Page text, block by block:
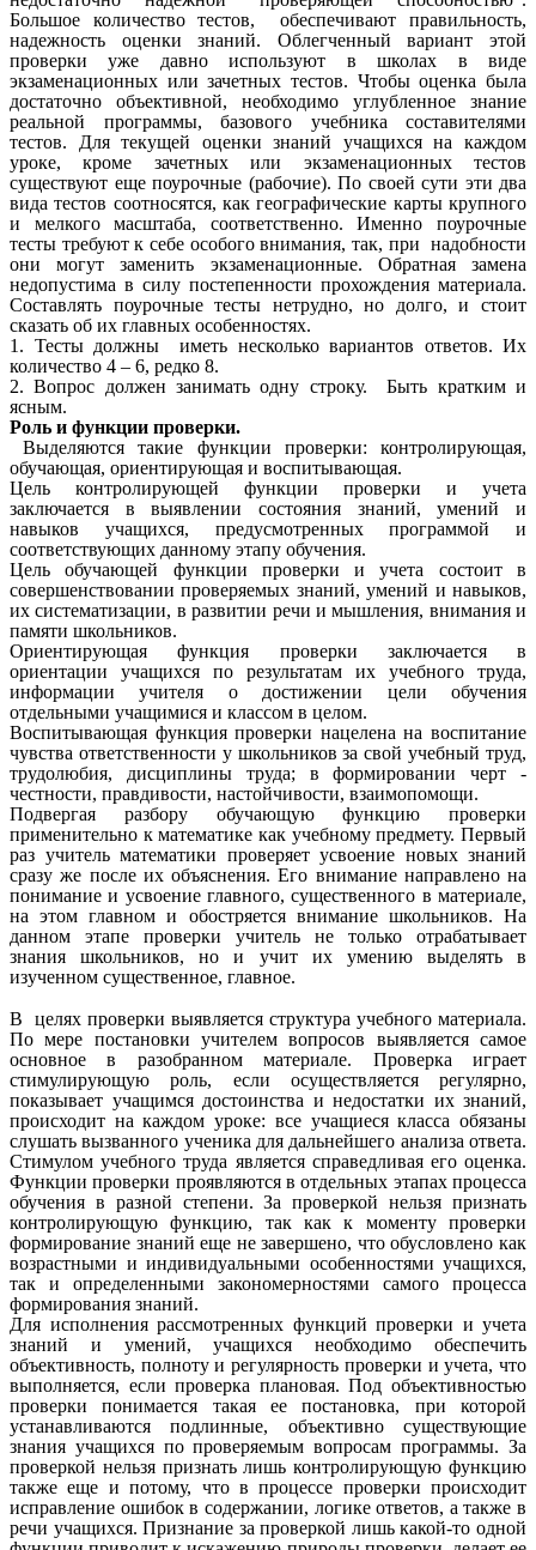
Большое количество тестов, обеспечивают правильность,
надежность оценки знаний. Облегченный вариант этой
проверки уже давно используют в школах в виде
экзаменационных или зачетных тестов. Чтобы оценка была
достаточно объективной, необходимо углубленное знание
реальной программы, базового учебника составителями
тестов. Для текущей оценки знаний учащихся на каждом
уроке, кроме зачетных или экзаменационных тестов
существуют еще поурочные (рабочие). По своей сути эти два
вида тестов соотносятся, как географические карты крупного
и мелкого масштаба, соответственно. Именно поурочные
тесты требуют к себе особого внимания, так, при надобности
они могут заменить экзаменационные. Обратная замена
недопустима в силу постепенности прохождения материала.
Составлять поурочные тесты нетрудно, но долго, и стоит
сказать об их главных особенностях.
1. Тесты должны иметь несколько вариантов ответов. Их
количество 4 – 6, редко 8.
2. Вопрос должен занимать одну строку. Быть кратким и
ясным.
Роль и функции проверки.
Выделяются такие функции проверки: контролирующая,
обучающая, ориентирующая и воспитывающая.
Цель контролирующей функции проверки и учета
заключается в выявлении состояния знаний, умений и
навыков учащихся, предусмотренных программой и
соответствующих данному этапу обучения.
Цель обучающей функции проверки и учета состоит в
совершенствовании проверяемых знаний, умений и навыков,
их систематизации, в развитии речи и мышления, внимания и
памяти школьников.
Ориентирующая функция проверки заключается в
ориентации учащихся по результатам их учебного труда,
информации учителя о достижении цели обучения
отдельными учащимися и классом в целом.
Воспитывающая функция проверки нацелена на воспитание
чувства ответственности у школьников за свой учебный труд,
трудолюбия, дисциплины труда; в формировании черт -
честности, правдивости, настойчивости, взаимопомощи.
Подвергая разбору обучающую функцию проверки
применительно к математике как учебному предмету. Первый
раз учитель математики проверяет усвоение новых знаний
сразу же после их объяснения. Его внимание направлено на
понимание и усвоение главного, существенного в материале,
на этом главном и обостряется внимание школьников. На
данном этапе проверки учитель не только отрабатывает
знания школьников, но и учит их умению выделять в
изученном существенное, главное.
В целях проверки выявляется структура учебного материала.
По мере постановки учителем вопросов выявляется самое
основное в разобранном материале. Проверка играет
стимулирующую роль, если осуществляется регулярно,
показывает учащимся достоинства и недостатки их знаний,
происходит на каждом уроке: все учащиеся класса обязаны
слушать вызванного ученика для дальнейшего анализа ответа.
Стимулом учебного труда является справедливая его оценка.
Функции проверки проявляются в отдельных этапах процесса
обучения в разной степени. За проверкой нельзя признать
контролирующую функцию, так как к моменту проверки
формирование знаний еще не завершено, что обусловлено как
возрастными и индивидуальными особенностями учащихся,
так и определенными закономерностями самого процесса
формирования знаний.
Для исполнения рассмотренных функций проверки и учета
знаний и умений, учащихся необходимо обеспечить
объективность, полноту и регулярность проверки и учета, что
выполняется, если проверка плановая. Под объективностью
проверки понимается такая ее постановка, при которой
устанавливаются подлинные, объективно существующие
знания учащихся по проверяемым вопросам программы. За
проверкой нельзя признать лишь контролирующую функцию
также еще и потому, что в процессе проверки происходит
исправление ошибок в содержании, логике ответов, а также в
речи учащихся. Признание за проверкой лишь какой-то одной